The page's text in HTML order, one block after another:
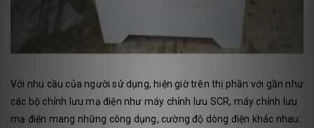
Với nhu cầu của người sử dụng, hiện giờ trên thị phần với gần như
các bộ chỉnh lưu mạ điện như máy chỉnh lưu SCR, máy chỉnh lưu
mạ điện mang những công dụng, cường độ dòng điện khác nhau: